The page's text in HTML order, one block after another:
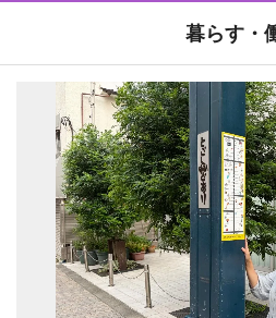
暮らす・